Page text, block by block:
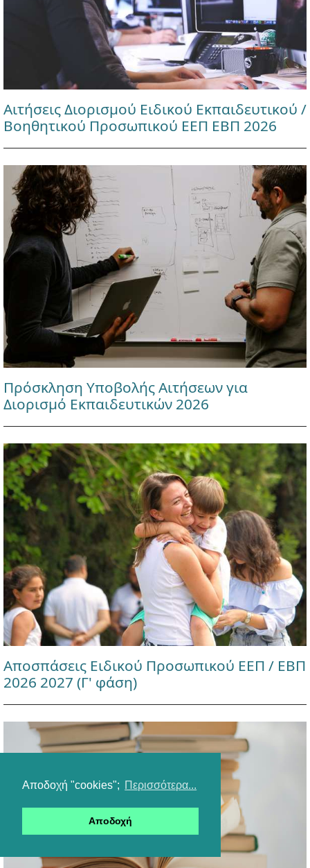
Αποδοχή "cookies"; Περισσότερα...
Αποδοχή
Αιτήσεις Διορισμού Ειδικού Εκπαιδευτικού /
Βοηθητικού Προσωπικού ΕΕΠ ΕΒΠ 2026
Πρόσκληση Υποβολής Αιτήσεων για
Διορισμό Εκπαιδευτικών 2026
Αποσπάσεις Ειδικού Προσωπικού ΕΕΠ / ΕΒΠ
2026 2027 (Γ' φάση)